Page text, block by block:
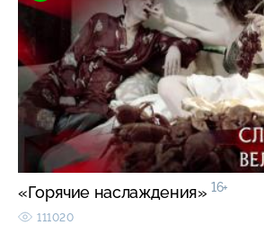
«Горячие наслаждения» 16+
111020